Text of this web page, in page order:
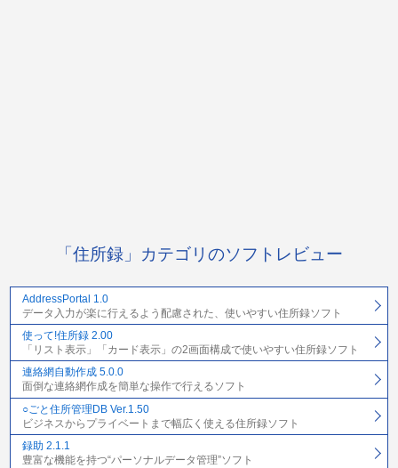
「住所録」カテゴリのソフトレビュー
AddressPortal 1.0
データ入力が楽に行えるよう配慮された、使いやすい住所録ソフト
使って!住所録 2.00
「リスト表示」「カード表示」の2画面構成で使いやすい住所録ソフト
連絡網自動作成 5.0.0
面倒な連絡網作成を簡単な操作で行えるソフト
○ごと住所管理DB Ver.1.50
ビジネスからプライベートまで幅広く使える住所録ソフト
録助 2.1.1
豊富な機能を持つ“パーソナルデータ管理”ソフト